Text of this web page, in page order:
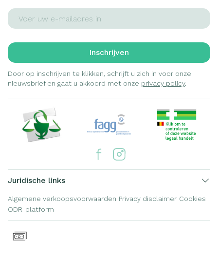
E-mail adres
Inschrijven
Door op inschrijven te klikken, schrijft u zich in voor onze
nieuwsbrief en gaat u akkoord met onze privacy policy.
Juridische links
Algemene verkoopsvoorwaarden Privacy disclaimer Cookies
ODR-platform